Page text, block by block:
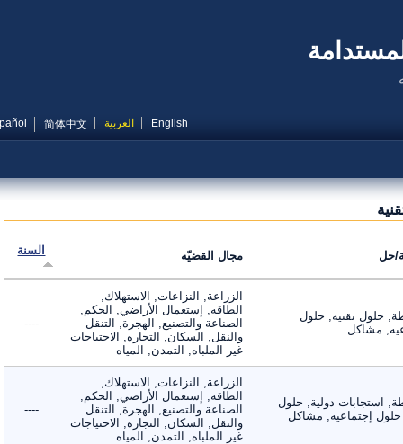
English العربية 简体中文
Español
مجال القضيّه السنة
حلول تقنيه, حلول
مشاكل
الزراعة, النزاعات, الاستهلاك,
الطاقه, إستعمال الأراضي, الحكم,
الصناعة والتصنيع, الهجرة, التنقل
والنقل, السكان, التجاره, الاحتياجات
غير الملباه, التمدن, المياه
----
استجابات دولية, حلول
إجتماعيه, مشاكل
الزراعة, النزاعات, الاستهلاك,
الطاقه, إستعمال الأراضي, الحكم,
الصناعة والتصنيع, الهجرة, التنقل
والنقل, السكان, التجاره, الاحتياجات
غير الملباه, التمدن, المياه
----